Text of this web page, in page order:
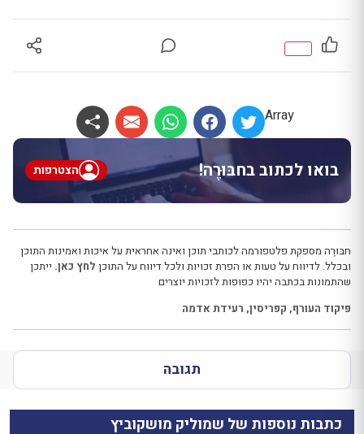
Array
בואו לכתוב בחבּוּרֶה! הצטרפות
חבּוּרֶה מספקת פלטפורמה לכותבי תוכן ואינה אחראית על איכות ואמינות התוכן
ובכלל. לדיווח על טעות או הפרת זכויות ולכל דיווח על התוכן לחץ כאן. ייתכן
שהתמונות בכתבה יהיו כפופות לזכויות יוצרים
פיקוד העורף, קפריסין, רעידת אדמה
תגובה
כתבות נוספות של שמוליק מושקוביץ